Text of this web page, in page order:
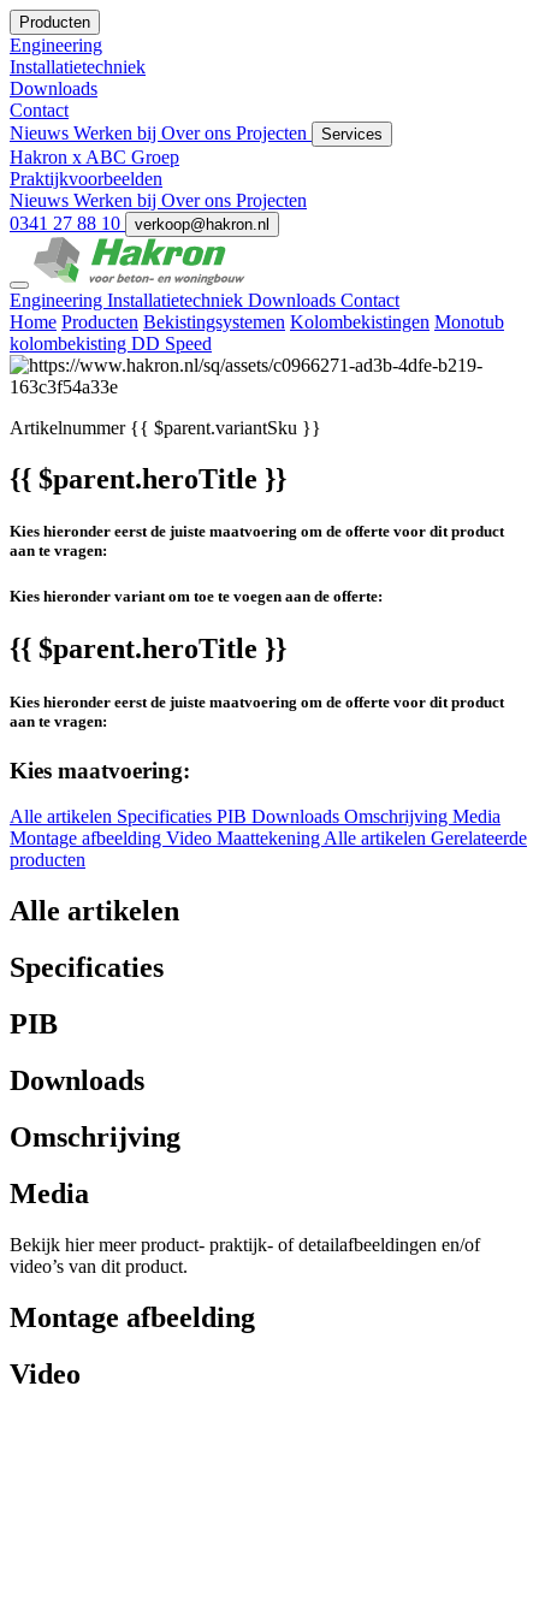
Producten
Engineering
Installatietechniek
Downloads
Contact
Nieuws Werken bij Over ons Projecten Services
Hakron x ABC Groep
Praktijkvoorbeelden
Nieuws Werken bij Over ons Projecten
0341 27 88 10
verkoop@hakron.nl
Engineering Installatietechniek Downloads Contact
Home Producten Bekistingsystemen Kolombekistingen Monotub
kolombekisting DD Speed
Artikelnummer{{ $parent.variantSku }}
{{ $parent.heroTitle }}
Kies hieronder eerst de juiste maatvoering om de offerte voor dit product
aan te vragen:
Kies hieronder variant om toe te voegen aan de offerte:
{{ $parent.heroTitle }}
Kies hieronder eerst de juiste maatvoering om de offerte voor dit product
aan te vragen:
Kies maatvoering:
Alle artikelen Specificaties PIB Downloads Omschrijving Media
Montage afbeelding Video MaattekeningAlle artikelen Gerelateerde
producten
Alle artikelen
Specificaties
PIB
Downloads
Omschrijving
Media
Bekijk hier meer product- praktijk- of detailafbeeldingen en/of
video’s van dit product.
Montage afbeelding
Video